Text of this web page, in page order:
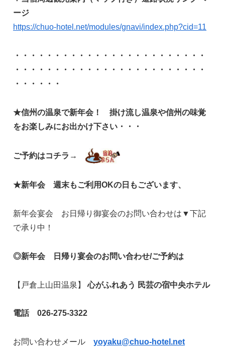
ージ
https://chuo-hotel.net/modules/gnavi/index.php?cid=11
・・・・・・・・・・・・・・・・・・
・・・・・・
・・・・・・・・・・・・
・・・・・・・・・・・・
・・・・・・
★信州の温泉で新年会！ 掛け流し温泉や信州の味覚
をお楽しみにお出かけ下さい・・・
ご予約はコチラ→
★新年会 週末もご利用OKの日もございます、
新年会宴会 お日帰り御宴会のお問い合わせは▼下記
で承り中！
◎新年会 日帰り宴会のお問い合わせ/ご予約は
【戸倉上山田温泉】 心がふれあう 民芸の宿中央ホテル
電話 026-275-3322
お問い合わせメール yoyaku@chuo-hotel.net